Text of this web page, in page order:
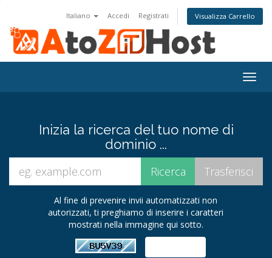
Italiano Accedi Registrati Visualizza Carrello
Inizia la ricerca del tuo nome di
dominio ...
Al fine di prevenire invii automatizzati non
autorizzati, ti preghiamo di inserire i caratteri
mostrati nella immagine qui sotto.